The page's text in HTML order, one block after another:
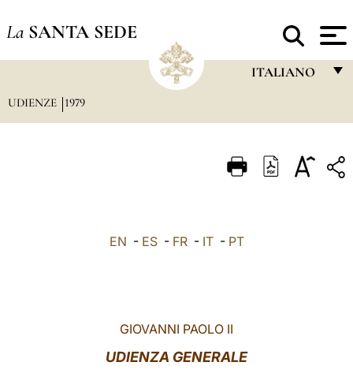
La SANTA SEDE
ITALIANO
ITALIANO
UDIENZE 1979
EN - ES- FR- IT- PT
GIOVANNI PAOLO II
UDIENZA GENERALE